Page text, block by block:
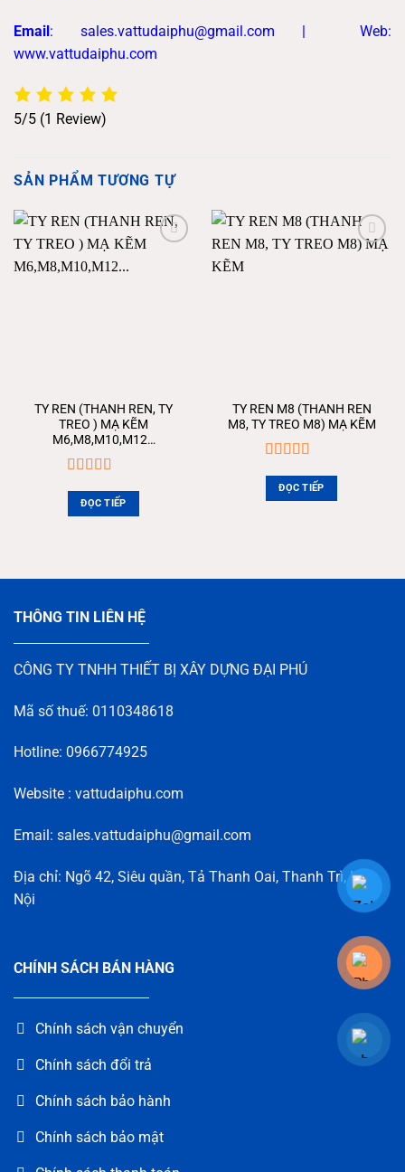
Email : sales.vattudaiphu@gmail.com |
Web:
www.vattudaiphu.com
5/5 (1 Review)
SẢN PHẨM TƯƠNG TỰ
TY REN (THANH REN, TY
TREO ) MẠ KẼM
M6,M8,M10,M12…
hạng5.005
sao
ĐỌC TIẾP
TY REN M8 (THANH REN
M8, TY TREO M8) MẠ KẼM
hạng5.005
sao
ĐỌC TIẾP
THÔNG TIN LIÊN HỆ
CÔNG TY TNHH THIẾT BỊ XÂY DỰNG ĐẠI PHÚ
Mã số thuế: 0110348618
Hotline: 0966774925
Website : vattudaiphu.com
Email: sales.vattudaiphu@gmail.com
Địa chỉ: Ngõ 42, Siêu quần, Tả Thanh Oai, Thanh Trì, Hà
Nội
CHÍNH SÁCH BÁN HÀNG
Chính sách vận chuyển
Chính sách đổi trả
Chính sách bảo hành
Chính sách bảo mật